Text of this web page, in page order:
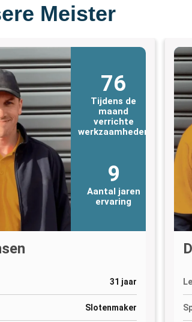
Meister
76
Tijdens de
maand
verrichte
werkzaamheden
9
Aantal jaren
ervaring
31 jaar
Slotenmaker